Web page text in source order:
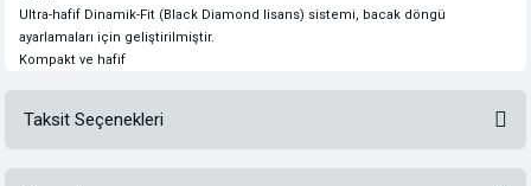
Ultra-hafif Dinamik-Fit (Black Diamond lisans) sistemi, bacak döngü
ayarlamaları için geliştirilmiştir.
Kompakt ve hafif
Taksit Seçenekleri